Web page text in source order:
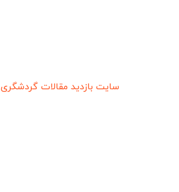
سایت بازدید مقالات گردشگری